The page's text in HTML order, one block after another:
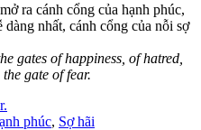
ra cánh cổng của hạnh phúc,
nhất, cánh cổng của nỗi sợ
gates of happiness, of hatred,
gate of fear.
phúc, Sợ hãi